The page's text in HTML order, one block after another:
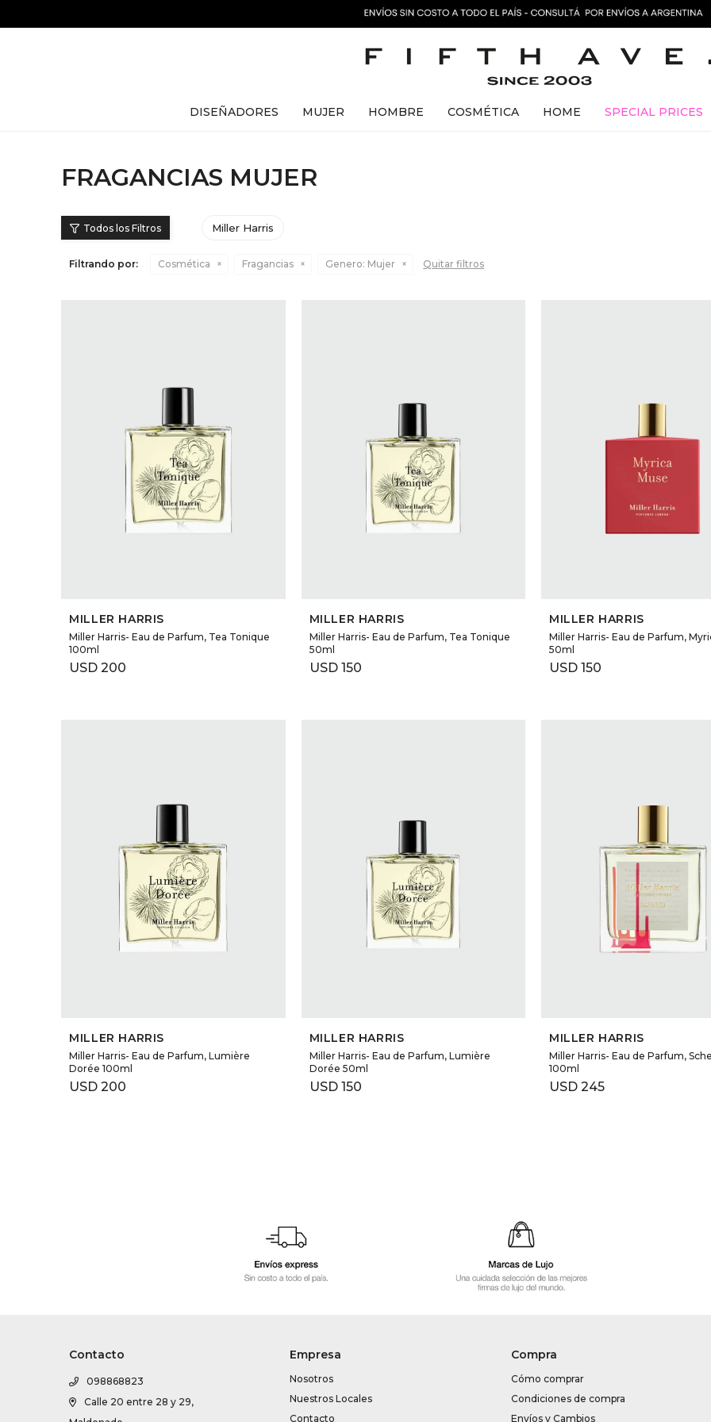
DISEÑADORES MUJER HOMBRE COSMÉTICA HOME SPECIAL PRICES
FRAGANCIAS MUJER
Miller Harris
Filtrando por: Cosmética Fragancias Genero: Mujer Quitar filtros
MILLER HARRIS
Miller Harris- Eau de Parfum, Tea Tonique
100ml
USD 200
MILLER HARRIS
Miller Harris- Eau de Parfum, Tea Tonique
50ml
USD 150
MILLER HARRIS
Miller Harris- Eau de Parfum,
50ml
USD 150
MILLER HARRIS
Miller Harris- Eau de Parfum, Lumière
Dorée 100ml
USD 200
MILLER HARRIS
Miller Harris- Eau de Parfum, Lumière
Dorée 50ml
USD 150
MILLER HARRIS
Miller Harris- Eau de Parfum,
100ml
USD 245
Contacto
098868823
Calle 20 entre 28 y 29,
Empresa
Nosotros
Nuestros Locales
Contacto
Compra
Cómo comprar
Condiciones de compra
Envíos y Cambios